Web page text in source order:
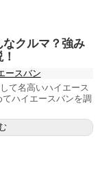
クルマ？強み
ースバン
て名高いハイエース
ハイエースバンを調